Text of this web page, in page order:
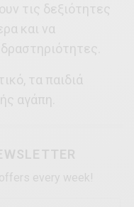
τις δεξιότητες
και να
τα παιδιά
αγάπη.
every week!